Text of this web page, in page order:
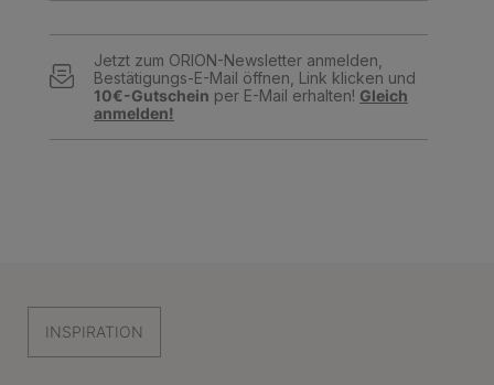
Jetzt zum ORION-Newsletter anmelden,
Bestätigungs-E-Mail öffnen, Link klicken und
10€-Gutschein per E-Mail erhalten! Gleich
anmelden!
INSPIRATION